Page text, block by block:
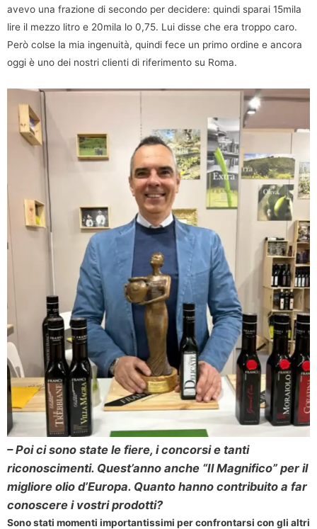
avevo una frazione di secondo per decidere: quindi sparai 15mila
lire il mezzo litro e 20mila lo 0,75. Lui disse che era troppo caro.
Però colse la mia ingenuità, quindi fece un primo ordine e ancora
oggi è uno dei nostri clienti di riferimento su Roma.
– Poi ci sono state le fiere, i concorsi e tanti
riconoscimenti. Quest’anno anche “Il Magnifico” per il
migliore olio d’Europa. Quanto hanno contribuito a far
conoscere i vostri prodotti?
Sono stati momenti importantissimi per confrontarsi con gli altri